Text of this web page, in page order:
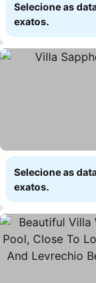
Selecione as
exatos.
Selecione as
exatos.